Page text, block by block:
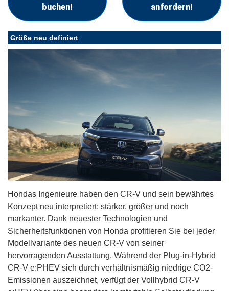
buchen!
anfordern!
Größe neu definiert
Hondas Ingenieure haben den CR-V und sein bewährtes
Konzept neu interpretiert: stärker, größer und noch
markanter. Dank neuester Technologien und
Sicherheitsfunktionen von Honda profitieren Sie bei jeder
Modellvariante des neuen CR-V von seiner
hervorragenden Ausstattung. Während der Plug-in-Hybrid
CR-V e:PHEV sich durch verhältnismäßig niedrige CO2-
Emissionen auszeichnet, verfügt der Vollhybrid CR-V